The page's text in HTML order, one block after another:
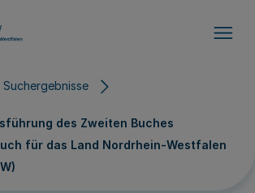
Suchergebnisse
des Zweiten Buches
für das Land Nordrhein-Westfalen